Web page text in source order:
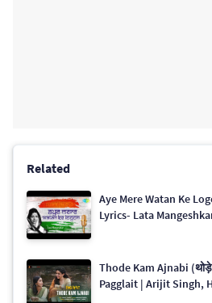
Related
Aye Mere Watan Ke
Lyrics- Lata
Thode Kam Ajnabi
Pagglait | Arijit Singh,